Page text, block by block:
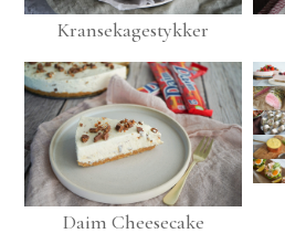
Kransekagestykker
Daim Cheesecake